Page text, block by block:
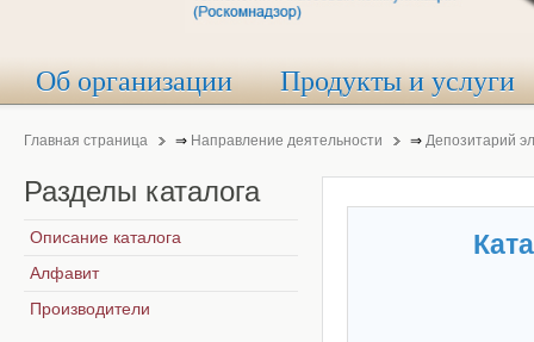
Об организации Продукты и услуги
Главная страница ⇒ Направление деятельности ⇒ Депозитарий
Разделы каталога
Описание каталога
Алфавит
Производители